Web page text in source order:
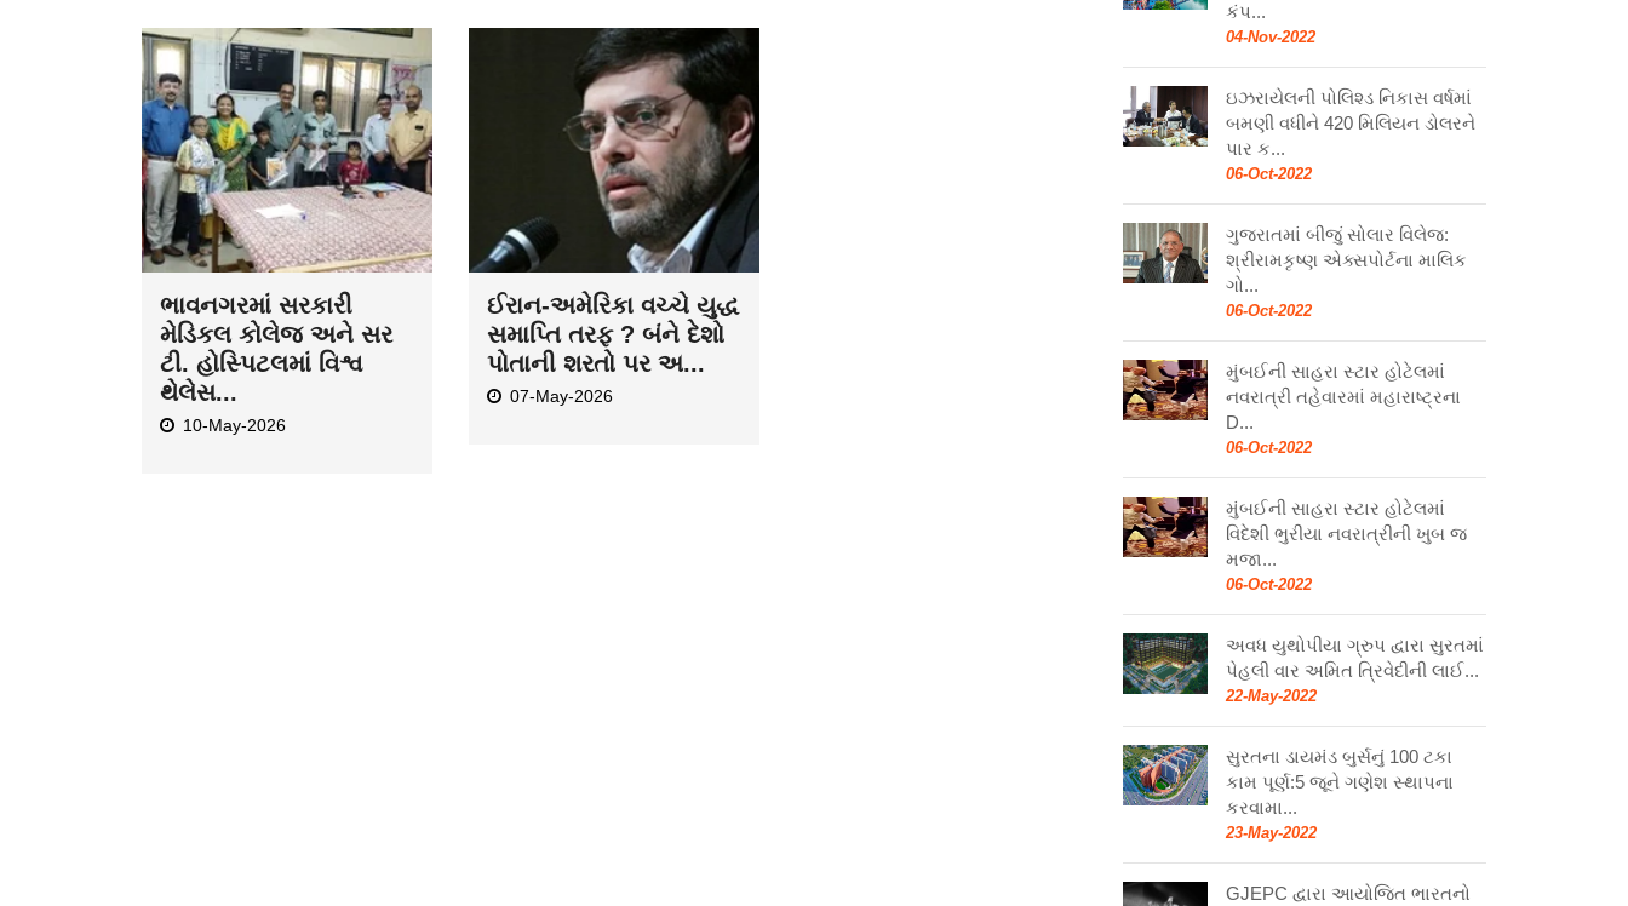
ભાવનગરમાં સરકારી
મેડિકલ કોલેજ અને સર
ટી. હોસ્પિટલમાં વિશ્વ
થેલેસ...
10-May-2026
ઈરાન-અમેરિકા વચ્ચે યુદ્ધ
સમાપ્તિ તરફ ? બંને દેશો
પોતાની શરતો પર અ...
07-May-2026
કંપ...
04-Nov-2022
ઇઝરાયેલની પોલિશ્ડ નિકાસ વર્ષમાં
બમણી વધીને 420 મિલિયન ડોલરને
પાર ક...
06-Oct-2022
ગુજરાતમાં બીજું સોલાર વિલેજ:
શ્રીરામકૃષ્ણ એક્સપોર્ટના માલિક
ગો...
06-Oct-2022
મુંબઈની સાહરા સ્ટાર હોટેલમાં
નવરાત્રી તહેવારમાં મહારાષ્ટ્રના
D...
06-Oct-2022
મુંબઈની સાહરા સ્ટાર હોટેલમાં
વિદેશી ભુરીયા નવરાત્રીની ખુબ જ
મજા...
06-Oct-2022
અવધ યુથોપીયા ગ્રુપ દ્વારા સુરતમાં
પેહલી વાર અમિત ત્રિવેદીની લાઈ...
22-May-2022
સુરતના ડાયમંડ બુર્સનું 100 ટકા
કામ પૂર્ણ:5 જૂને ગણેશ સ્થાપના
કરવામા...
23-May-2022
GJEPC દ્વારા આયોજિત ભારતનો